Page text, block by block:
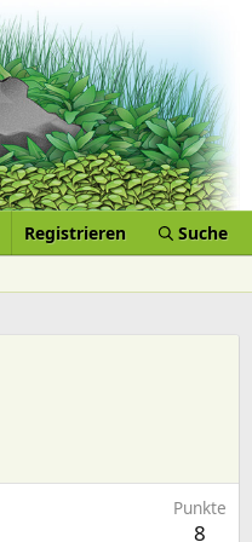
Registrieren Suche
Punkte
8